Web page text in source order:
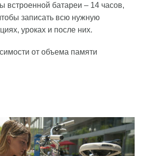
встроенной батареи – 14 часов,
записать всю нужную
уроках и после них.
от объема памяти